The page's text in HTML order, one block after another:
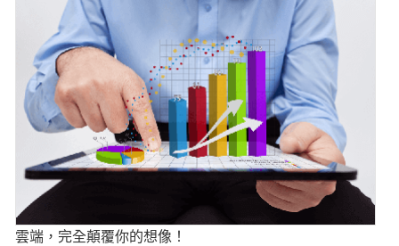
雲端，完全顛覆你的想像！